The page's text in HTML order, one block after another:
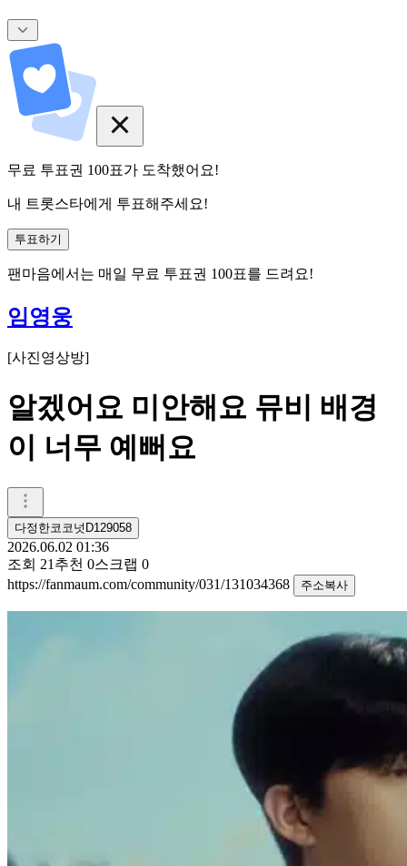
무료 투표권 100표가 도착했어요!
내 트롯스타에게 투표해주세요!
투표하기
팬마음에서는 매일 무료 투표권 100표를 드려요!
임영웅
[사진영상방]
알겠어요 미안해요 뮤비 배경
이 너무 예뻐요
다정한코코넛D129058
2026.06.02 01:36
조회 21 추천 0스크랩 0
https://fanmaum.com/community/031/131034368
주소복사